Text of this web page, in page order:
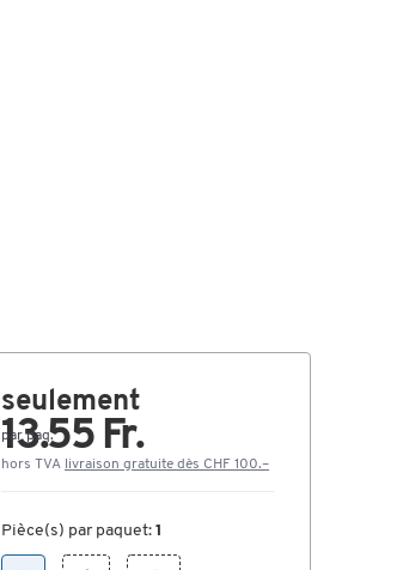
seulement
13.55 Fr.
par paq.
hors TVA livraison gratuite dès CHF 100.–
Pièce(s) par paquet: 1